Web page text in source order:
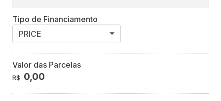
Tipo de Financiamento
PRICE
Valor das Parcelas
R$ 0,00